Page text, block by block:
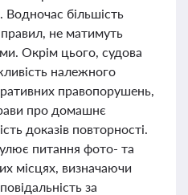
більшість
не матимуть
Окрім цього, судова
належного
правопорушень,
про домашнє
доказів повторності.
питання фото- та
місцях, визначаючи
за